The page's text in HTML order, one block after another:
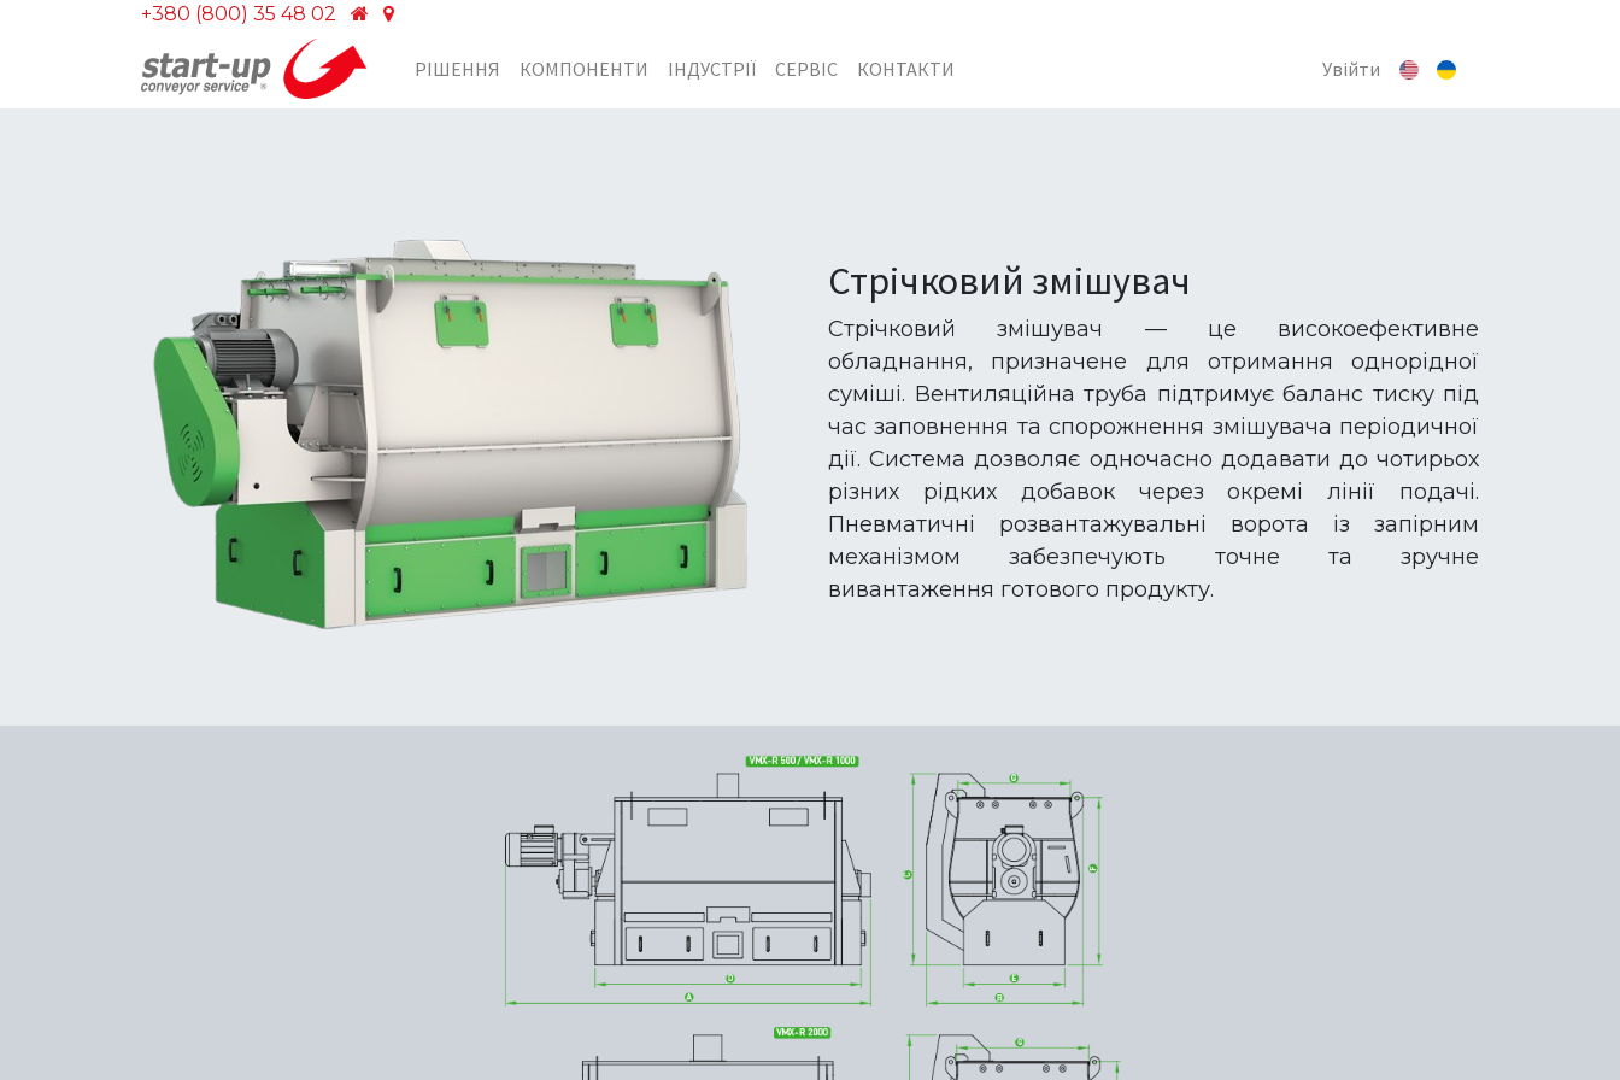
+380 (800) 35 48 02
РІШЕННЯ КОМПОНЕНТИ ІНДУСТРІЇ СЕРВІС КОНТАКТИ Увійти
Стрічковий змішувач
Стрічковий змішувач — це високоефективне
обладнання, призначене для отримання однорідної
суміші. Вентиляційна труба підтримує баланс тиску під
час заповнення та спорожнення змішувача періодичної
дії. Система дозволяє одночасно додавати до чотирьох
різних рідких добавок через окремі лінії подачі.
Пневматичні розвантажувальні ворота із запірним
механізмом забезпечують точне та зручне
вивантаження готового продукту.